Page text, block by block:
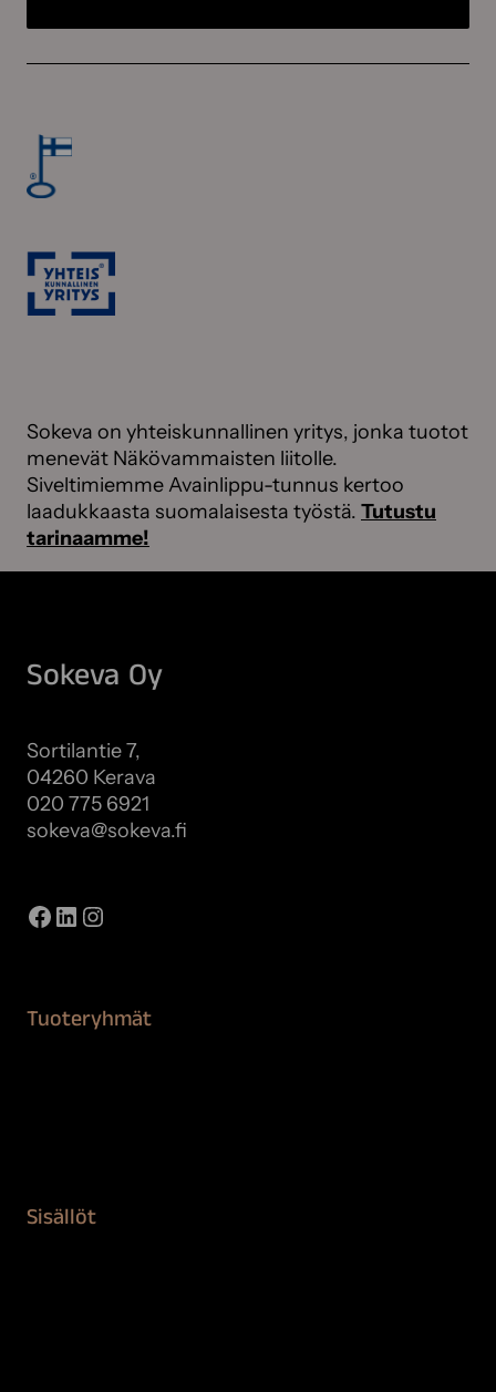
Sokeva on yhteiskunnallinen yritys, jonka tuotot
menevät Näkövammaisten liitolle.
Siveltimiemme Avainlippu-tunnus kertoo
laadukkaasta suomalaisesta työstä. Tutustu
tarinaamme!
Sokeva Oy
Sortilantie 7,
04260 Kerava
020 775 6921
sokeva@sokeva.fi
Facebook
LinkedIn
Instagram
Tuoteryhmät
Sisällöt